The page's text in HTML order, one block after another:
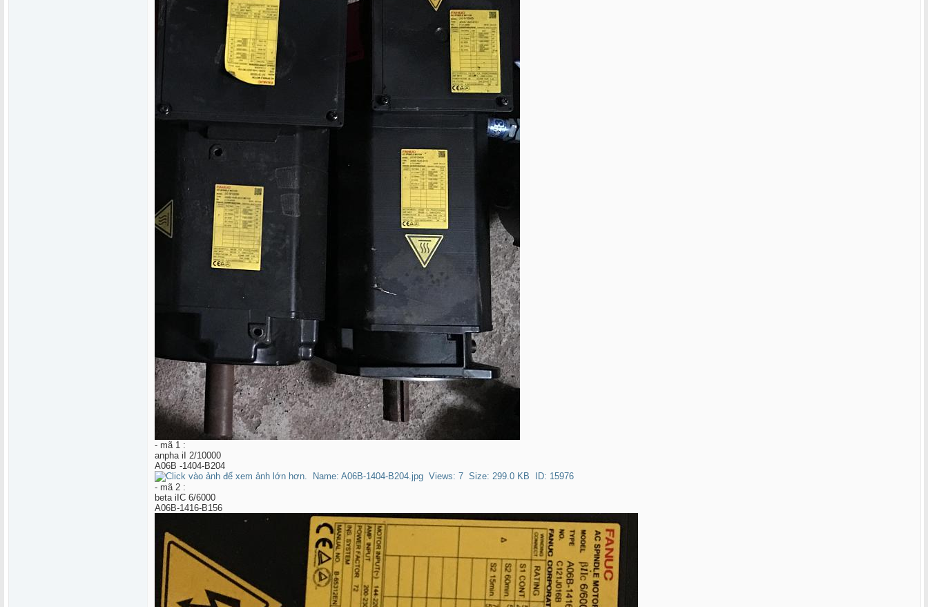
- mã 1 :
anpha iI 2/10000
A06B -1404-B204
- mã 2 :
beta iIC 6/6000
A06B-1416-B156